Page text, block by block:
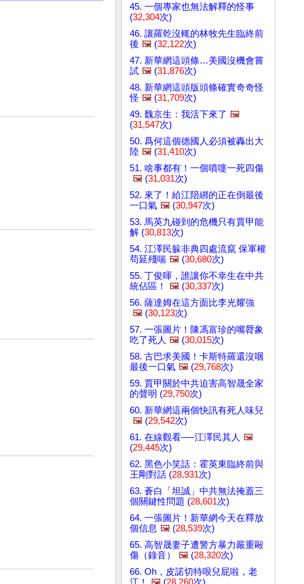
45. 一個專家也無法解釋的怪事
(32,304次)
46. 讓羅乾沒輒的林牧先生臨終前
後 🖼️ (32,122次)
47. 新華網這頭條…美國沒機會嘗
試 🖼️ (31,876次)
48. 新華網這頭版頭條確實奇奇怪
怪 🖼️ (31,709次)
49. 魏京生：我活下來了 🖼️
(31,547次)
50. 爲何這個德國人必須被轟出大
陸 🖼️ (31,410次)
51. 啥事都有！一個噴嚏一死四傷
🖼️ (31,031次)
52. 來了！給江陪綁的正在倒最後
一口氣 🖼️ (30,947次)
53. 馬英九碰到的危機只有賈甲能
解 (30,813次)
54. 江澤民躲非典四處流竄 保軍權
苟延殘喘 🖼️ (30,680次)
55. 丁俊暉，誰讓你不幸生在中共
統佔區！
🖼️ (30,337次)
56. 薩達姆在這方面比李光耀強
🖼️ (30,123次)
57. 一張圖片！陳馮富珍的嘴脣象
吃了死人 🖼️ (30,015次)
58. 古巴求美國！卡斯特羅還沒咽
最後一口氣 🖼️ (29,768次)
59. 賈甲關於中共迫害高智晟全家
的聲明 (29,750次)
60. 新華網這兩個快訊有死人味兒
🖼️ (29,542次)
61. 在線觀看──江澤民其人 🖼️
(29,445次)
62. 黑色小笑話：霍英東臨終前與
王剛對話 (28,931次)
63. 蒼白「坦誠」中共無法掩蓋三
個關鍵性問題 (28,601次)
64. 一張圖片！新華網今天在釋放
個信息 🖼️ (28,539次)
65. 高智晟妻子遭警方暴力嚴重毆
傷（錄音）
🖼️ (28,320次)
66. Oh，皮諾切特哏兒屁啦，老
江！
🖼️ (28,260次)